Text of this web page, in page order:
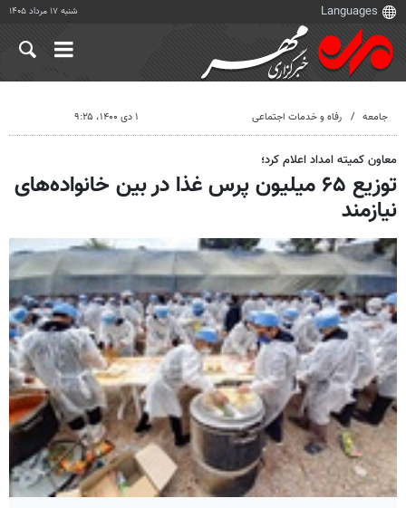
شنبه ۱۷ مرداد ۱۴۰۵
جامعه رفاه و خدمات اجتماعی ۱ دی ۱۴۰۰، ۹:۲۵
معاون کمیته امداد اعلام کرد؛
توزیع ۶۵ میلیون پرس غذا در بین خانواده‌های
نیازمند